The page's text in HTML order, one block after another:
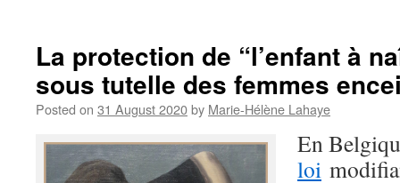
La protection de “l’enfant à
sous tutelle des femmes
Posted on 31 August 2020by Marie-Hélène Lahaye
En
loi